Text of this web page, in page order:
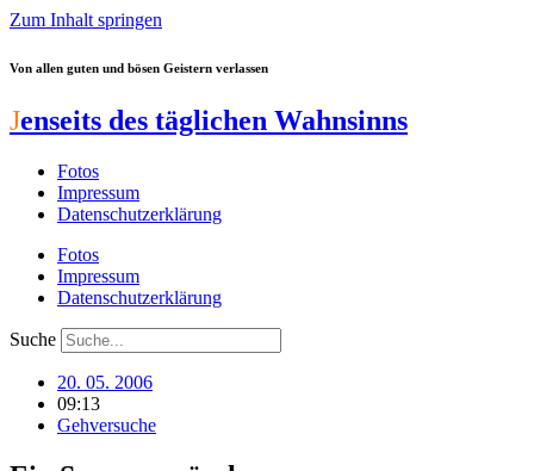
Zum Inhalt springen
Von allen guten und bösen Geistern verlassen
Jenseits des täglichen Wahnsinns
Fotos
Impressum
Datenschutzerklärung
Fotos
Impressum
Datenschutzerklärung
Suche
20. 05. 2006
09:13
Gehversuche